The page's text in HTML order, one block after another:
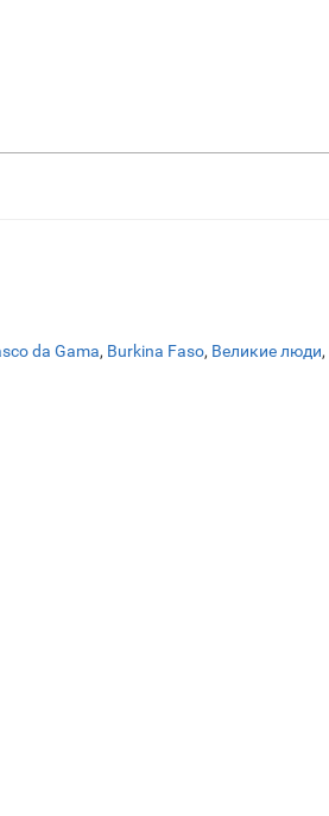
da Gama, Burkina Faso, Великие люди,